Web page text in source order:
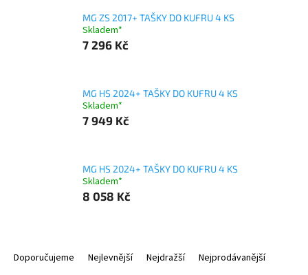
MG ZS 2017+ TAŠKY DO KUFRU 4 KS
Skladem*
7 296 Kč
MG HS 2024+ TAŠKY DO KUFRU 4 KS
Skladem*
7 949 Kč
MG HS 2024+ TAŠKY DO KUFRU 4 KS
Skladem*
8 058 Kč
Doporučujeme Nejlevnější Nejdražší
Nejprodávanější